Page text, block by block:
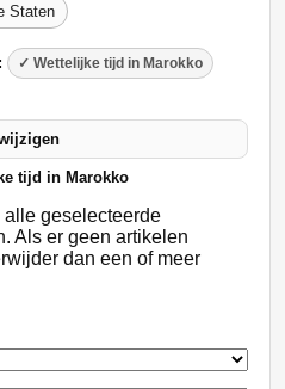
Staten
✓ Wettelijke tijd in Marokko
tijd in Marokko
geselecteerde
Als er geen artikelen
dan een of meer